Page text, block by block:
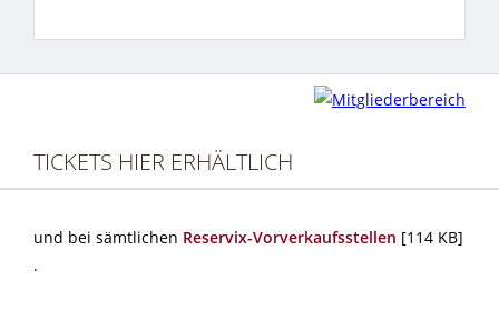
TICKETS HIER ERHÄLTLICH
und bei sämtlichen Reservix-Vorverkaufsstellen [114 KB]
.